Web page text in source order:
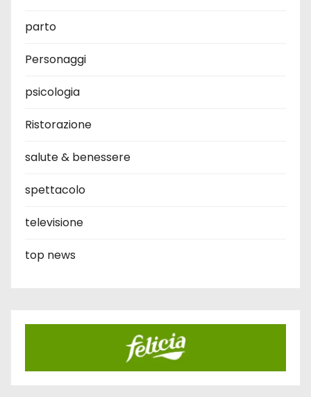
parto
Personaggi
psicologia
Ristorazione
salute & benessere
spettacolo
televisione
top news